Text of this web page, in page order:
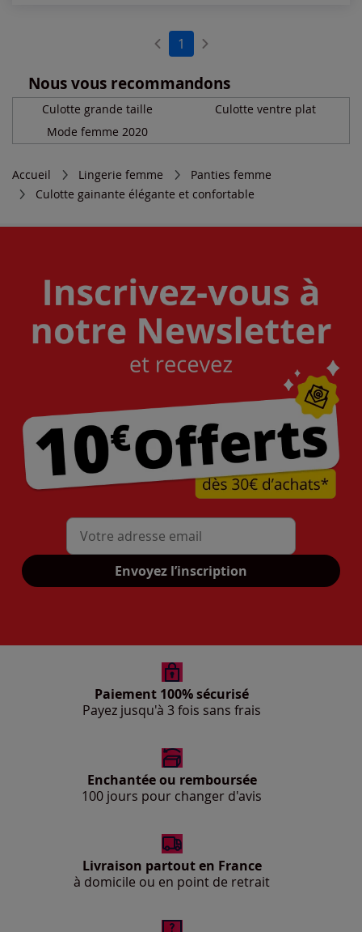
1
Nous vous recommandons
Culotte grande taille
Culotte ventre plat
Mode femme 2020
Accueil Lingerie femme
Panties femme
Culotte gainante élégante et confortable
Mon adresse mail
Envoyez l’inscription
Paiement 100% sécurisé
Payez jusqu'à 3 fois sans frais
Enchantée ou remboursée
100 jours pour changer d'avis
Livraison partout en France
à domicile ou en point de retrait